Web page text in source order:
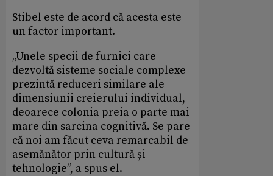
Stibel este de acord că acesta este
un factor important.
„Unele specii de furnici care
dezvoltă sisteme sociale complexe
prezintă reduceri similare ale
dimensiunii creierului individual,
deoarece colonia preia o parte mai
mare din sarcina cognitivă. Se pare
că noi am făcut ceva remarcabil de
asemănător prin cultură și
tehnologie”, a spus el.